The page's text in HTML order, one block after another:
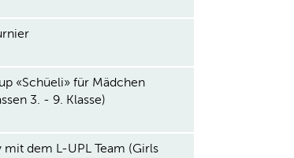
«Schüeli» für Mädchen
3. - 9. Klasse)
mit dem L-UPL Team (Girls